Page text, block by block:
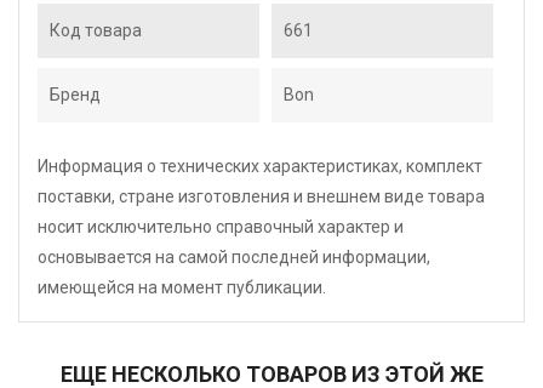
Код товара 661
Бренд Bon
Информация о технических характеристиках, комплект
поставки, стране изготовления и внешнем виде товара
носит исключительно справочный характер и
основывается на самой последней информации,
имеющейся на момент публикации.
ЕЩЕ НЕСКОЛЬКО ТОВАРОВ ИЗ ЭТОЙ ЖЕ